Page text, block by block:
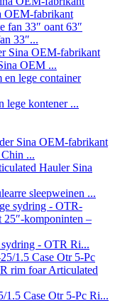
OEM-fabrikant
33″...
OEM ...
lege kontener ...
...
sleepweinen ...
sydring - OTR Ri...
1.5 Case Otr 5-Pc Ri...